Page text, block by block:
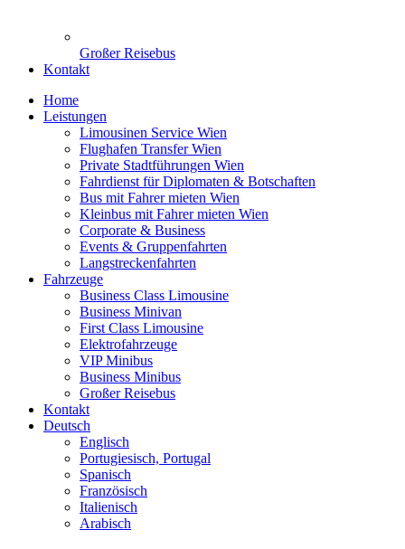
Großer Reisebus
Kontakt
Home
Leistungen
Limousinen Service Wien
Flughafen Transfer Wien
Private Stadtführungen Wien
Fahrdienst für Diplomaten & Botschaften
Bus mit Fahrer mieten Wien
Kleinbus mit Fahrer mieten Wien
Corporate & Business
Events & Gruppenfahrten
Langstreckenfahrten
Fahrzeuge
Business Class Limousine
Business Minivan
First Class Limousine
Elektrofahrzeuge
VIP Minibus
Business Minibus
Großer Reisebus
Kontakt
Deutsch
Englisch
Portugiesisch, Portugal
Spanisch
Französisch
Italienisch
Arabisch